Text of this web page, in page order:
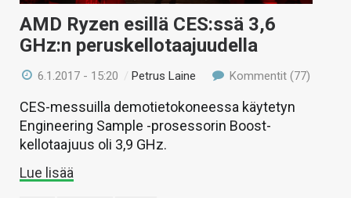
AMD Ryzen esillä CES:ssä 3,6
GHz:n peruskellotaajuudella
6.1.2017 - 15:20 /Petrus Laine Kommentit (77)
CES-messuilla demotietokoneessa käytetyn
Engineering Sample -prosessorin Boost-
kellotaajuus oli 3,9 GHz.
Lue lisää